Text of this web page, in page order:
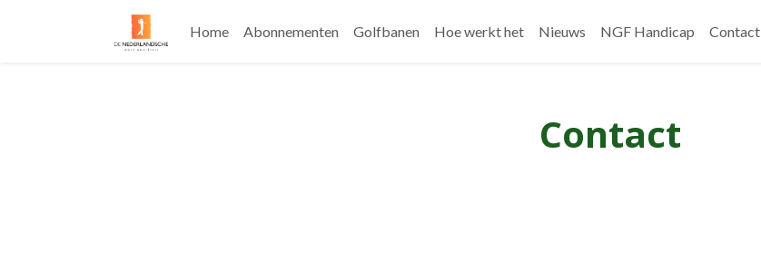
Home Abonnementen Golfbanen Hoe werkt het Nieuws NGF Handicap Contact
Contact